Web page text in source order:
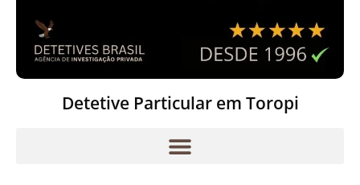
Detetive Particular em Toropi